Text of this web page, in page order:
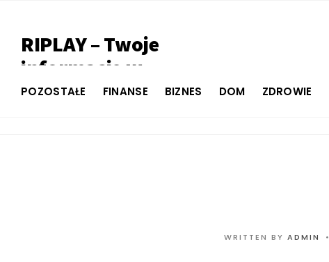
RIPLAY – Twoje
informacje w
jednym miejscu
POZOSTAŁE FINANSE BIZNES DOM ZDROWIE
WRITTEN BY ADMIN •